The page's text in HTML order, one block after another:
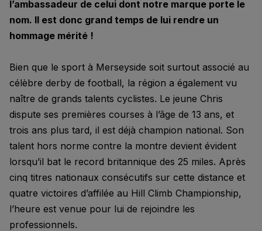
l’ambassadeur de celui dont notre marque porte le
nom. Il est donc grand temps de lui rendre un
hommage mérité !
Bien que le sport à Merseyside soit surtout associé au
célèbre derby de football, la région a également vu
naître de grands talents cyclistes. Le jeune Chris
dispute ses premières courses à l’âge de 13 ans, et
trois ans plus tard, il est déjà champion national. Son
talent hors norme contre la montre devient évident
lorsqu’il bat le record britannique des 25 miles. Après
cinq titres nationaux consécutifs sur cette distance et
quatre victoires d’affilée au Hill Climb Championship,
l’heure est venue pour lui de rejoindre les
professionnels.